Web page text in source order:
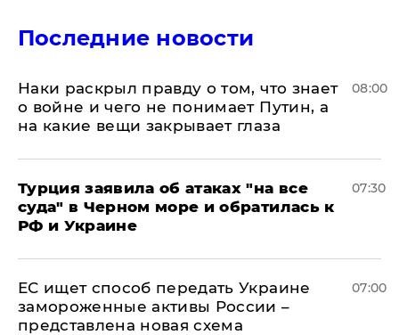
Последние новости
Наки раскрыл правду о том, что знает
о войне и чего не понимает Путин, а
на какие вещи закрывает глаза
08:00
Турция заявила об атаках "на все
суда" в Черном море и обратилась к
РФ и Украине
07:30
ЕС ищет способ передать Украине
замороженные активы России –
представлена новая схема
07:00